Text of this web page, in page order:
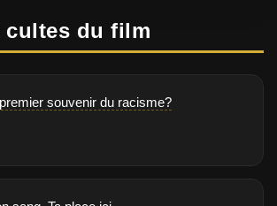
cultes du film
souvenir du racisme?